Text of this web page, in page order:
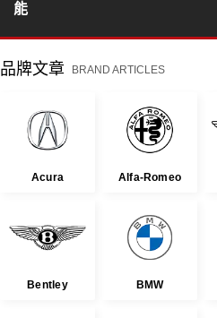
能
品牌文章 BRAND ARTICLES
Acura Alfa-Romeo
Bentley BMW